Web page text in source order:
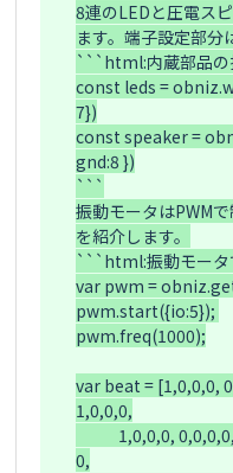
8連のLEDと圧電ス
ます。端子設定部分
```html:内蔵部品の
const leds =
7})
const speaker =
gnd:8 })
```
振動モータはPWM
を紹介します。
```html:振動モータ
var pwm =
pwm.start({io:5});
pwm.freq(1000);
var beat = [1,0,0,0,
1,0,0,0,
0,